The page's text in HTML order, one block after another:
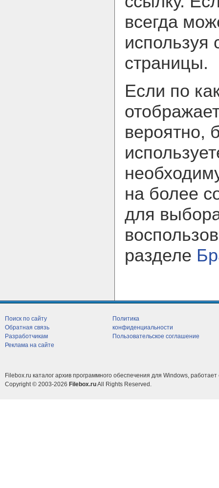
всегда
используя
страницы.
Если по
вероятно,
на более
для
разделе
Поиск по сайту
Обратная связь
Разработчикам
Реклама на сайте
Политика
конфиденциальности
Пользовательское соглашение
Filebox.ru каталог архив программного обеспечения для Windows, работает
Copyright © 2003-2026 Filebox.ruAll Rights Reserved.